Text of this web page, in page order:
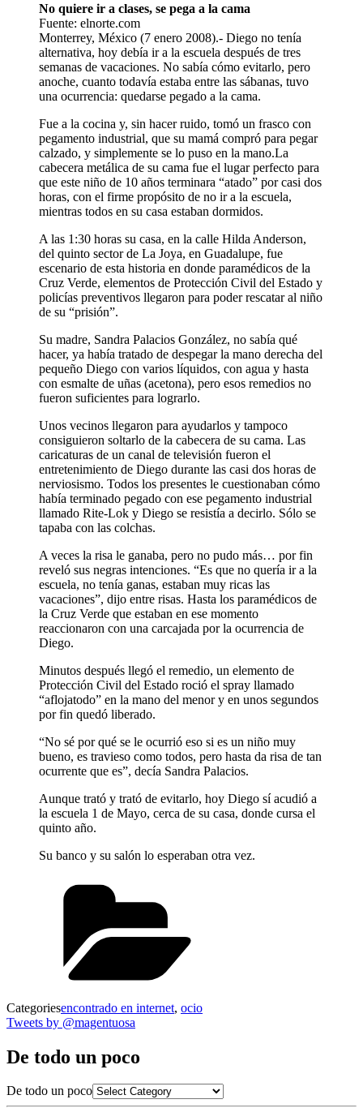
No quiere ir a clases, se pega a la cama
Fuente: elnorte.com
Monterrey, México (7 enero 2008).- Diego no tenía
alternativa, hoy debía ir a la escuela después de tres
semanas de vacaciones. No sabía cómo evitarlo, pero
anoche, cuanto todavía estaba entre las sábanas, tuvo
una ocurrencia: quedarse pegado a la cama.
Fue a la cocina y, sin hacer ruido, tomó un frasco con
pegamento industrial, que su mamá compró para pegar
calzado, y simplemente se lo puso en la mano.La
cabecera metálica de su cama fue el lugar perfecto para
que este niño de 10 años terminara “atado” por casi dos
horas, con el firme propósito de no ir a la escuela,
mientras todos en su casa estaban dormidos.
A las 1:30 horas su casa, en la calle Hilda Anderson,
del quinto sector de La Joya, en Guadalupe, fue
escenario de esta historia en donde paramédicos de la
Cruz Verde, elementos de Protección Civil del Estado y
policías preventivos llegaron para poder rescatar al niño
de su “prisión”.
Su madre, Sandra Palacios González, no sabía qué
hacer, ya había tratado de despegar la mano derecha del
pequeño Diego con varios líquidos, con agua y hasta
con esmalte de uñas (acetona), pero esos remedios no
fueron suficientes para lograrlo.
Unos vecinos llegaron para ayudarlos y tampoco
consiguieron soltarlo de la cabecera de su cama. Las
caricaturas de un canal de televisión fueron el
entretenimiento de Diego durante las casi dos horas de
nerviosismo. Todos los presentes le cuestionaban cómo
había terminado pegado con ese pegamento industrial
llamado Rite-Lok y Diego se resistía a decirlo. Sólo se
tapaba con las colchas.
A veces la risa le ganaba, pero no pudo más… por fin
reveló sus negras intenciones. “Es que no quería ir a la
escuela, no tenía ganas, estaban muy ricas las
vacaciones”, dijo entre risas. Hasta los paramédicos de
la Cruz Verde que estaban en ese momento
reaccionaron con una carcajada por la ocurrencia de
Diego.
Minutos después llegó el remedio, un elemento de
Protección Civil del Estado roció el spray llamado
“aflojatodo” en la mano del menor y en unos segundos
por fin quedó liberado.
“No sé por qué se le ocurrió eso si es un niño muy
bueno, es travieso como todos, pero hasta da risa de tan
ocurrente que es”, decía Sandra Palacios.
Aunque trató y trató de evitarlo, hoy Diego sí acudió a
la escuela 1 de Mayo, cerca de su casa, donde cursa el
quinto año.
Su banco y su salón lo esperaban otra vez.
Categoriesencontrado en internet, ocio
Tweets by @magentuosa
De todo un poco
De todo un poco